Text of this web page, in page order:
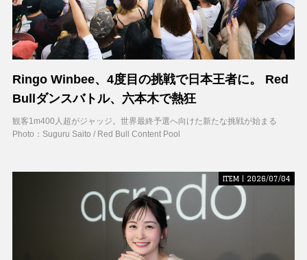
Ringo Winbee、4度目の挑戦で日本王者に。 Red
Bullダンスバトル、六本木で熱狂
観客1m400人超がジャッジ。世界最終予選へ向けた新たな挑戦が始まる
Photo：Suguru Saito / Red Bull Content Pool
ITEM | 2026/07/04